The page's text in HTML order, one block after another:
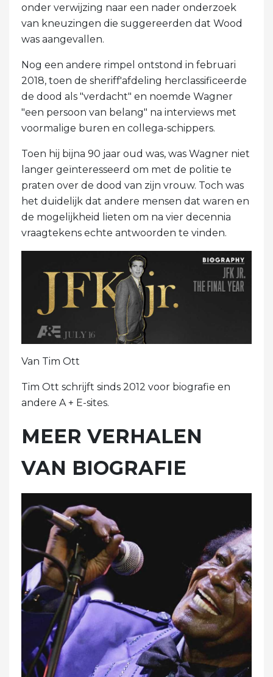
onder verwijzing naar een nader onderzoek
van kneuzingen die suggereerden dat Wood
was aangevallen.
Nog een andere rimpel ontstond in februari
2018, toen de sheriff'afdeling herclassificeerde
de dood als "verdacht" en noemde Wagner
"een persoon van belang" na interviews met
voormalige buren en collega-schippers.
Toen hij bijna 90 jaar oud was, was Wagner niet
langer geïnteresseerd om met de politie te
praten over de dood van zijn vrouw. Toch was
het duidelijk dat andere mensen dat waren en
de mogelijkheid lieten om na vier decennia
vraagtekens echte antwoorden te vinden.
Van Tim Ott
Tim Ott schrijft sinds 2012 voor biografie en
andere A + E-sites.
MEER VERHALEN
VAN BIOGRAFIE